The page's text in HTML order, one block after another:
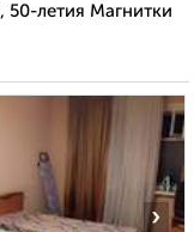
летия Магнитки
›